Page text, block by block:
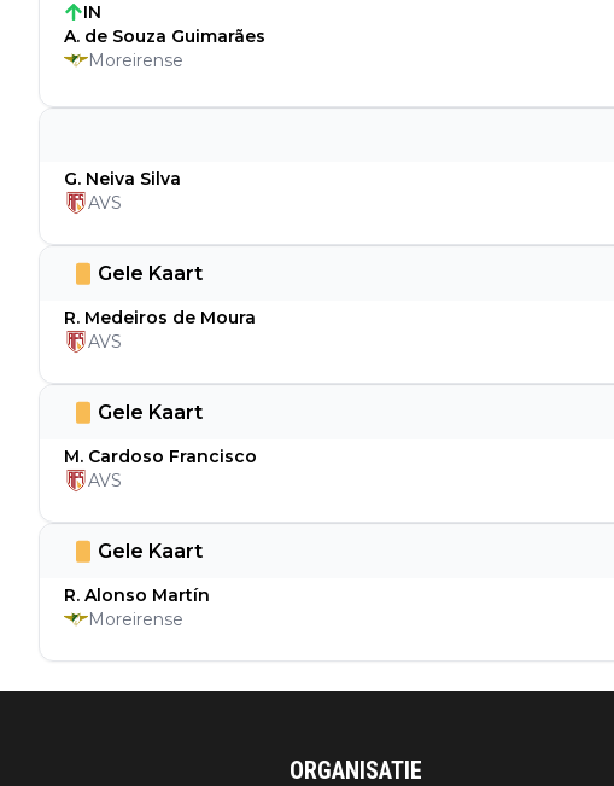
Gele Kaart
R. Alonso Martín
Moreirense
Gele Kaart
M. Cardoso Francisco
AVS
Gele Kaart
R. Medeiros de Moura
AVS
G. Neiva Silva
AVS
IN
A. de Souza Guimarães
Moreirense
ORGANISATIE